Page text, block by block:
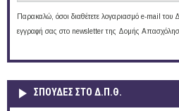
Παρακαλώ, όσοι διαθέτετε λογαριασμό e-mail του
εγγραφή σας στο newsletter της Δομής
ΣΠΟΥΔΈΣ ΣΤΟ Δ.Π.Θ.